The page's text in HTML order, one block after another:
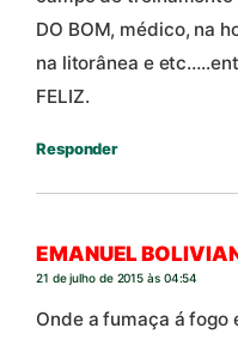
DO BOM, médico, na
na litorânea e
FELIZ.
Responder
EMANUEL
21 de julho de 2015 às 04:54
Onde a fumaça á fogo